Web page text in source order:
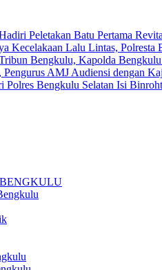
Peletakan Batu Pertama
Kecelakaan Lalu Lintas,
Bengkulu, Kapolda
Pengurus AMJ Audiensi dengan
Polres Bengkulu Selatan Isi